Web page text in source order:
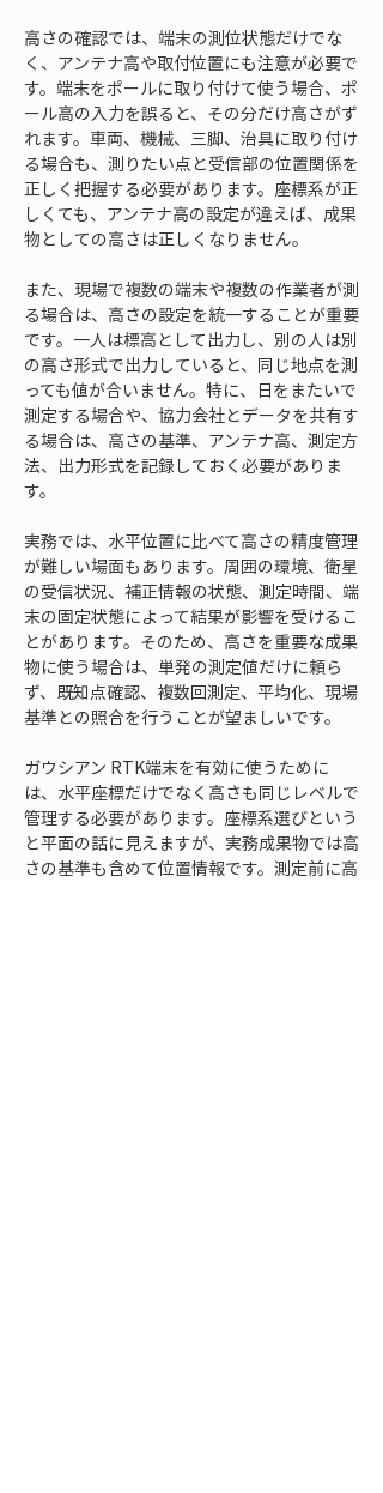
高さの確認では、端末の測位状態だけでな
く、アンテナ高や取付位置にも注意が必要で
す。端末をポールに取り付けて使う場合、ポ
ール高の入力を誤ると、その分だけ高さがず
れます。車両、機械、三脚、治具に取り付け
る場合も、測りたい点と受信部の位置関係を
正しく把握する必要があります。座標系が正
しくても、アンテナ高の設定が違えば、成果
物としての高さは正しくなりません。
また、現場で複数の端末や複数の作業者が測
る場合は、高さの設定を統一することが重要
です。一人は標高として出力し、別の人は別
の高さ形式で出力していると、同じ地点を測
っても値が合いません。特に、日をまたいで
測定する場合や、協力会社とデータを共有す
る場合は、高さの基準、アンテナ高、測定方
法、出力形式を記録しておく必要がありま
す。
実務では、水平位置に比べて高さの精度管理
が難しい場面もあります。周囲の環境、衛星
の受信状況、補正情報の状態、測定時間、端
末の固定状態によって結果が影響を受けるこ
とがあります。そのため、高さを重要な成果
物に使う場合は、単発の測定値だけに頼ら
ず、既知点確認、複数回測定、平均化、現場
基準との照合を行うことが望ましいです。
ガウシアン RTK端末を有効に使うために
は、水平座標だけでなく高さも同じレベルで
管理する必要があります。座標系選びという
と平面の話に見えますが、実務成果物では高
さの基準も含めて位置情報です。測定前に高